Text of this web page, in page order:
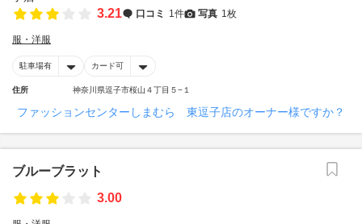
3.21 口コミ 1件 写真 1枚
服・洋服
駐車場有 カード可
住所 神奈川県逗子市桜山４丁目５−１
ファッションセンターしまむら 東逗子店のオーナー様ですか？
ブルーブラット
3.00